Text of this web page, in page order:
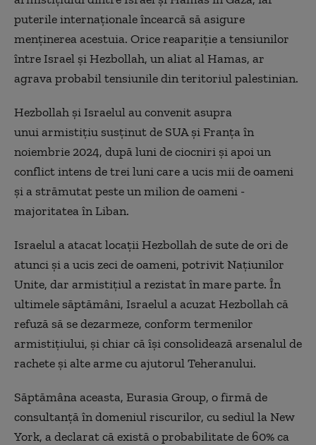
puterile internaționale încearcă să asigure
menținerea acestuia. Orice reaparițiea tensiunilor
între Israel și Hezbollah, un aliat al Hamas, ar
agrava probabil tensiunile din teritoriul palestinian.
Hezbollah și Israelul au convenit asupra
unui armistițiu susținut de SUA și Franța în
noiembrie 2024, după luni de ciocniri și apoi un
conflict intens de trei luni care a ucis mii de oameni
și a strămutat peste un milion de oameni -
majoritatea în Liban.
Israelul a atacatlocațiiHezbollah de sute de ori de
atunci și a ucis zeci de oameni, potrivit Națiunilor
Unite, dar armistițiul a rezistat în mare parte. În
ultimele săptămâni, Israelul a acuzat Hezbollah că
refuză să sedezarmeze, conform termenilor
armistițiului, și chiar că își consolidează arsenalul de
rachete și alte arme cu ajutorul Teheranului.
Săptămâna aceasta, Eurasia Group, o firmă de
consultanță în domeniul riscurilor, cu sediul la New
York, a declarat că există o probabilitate de 60% ca